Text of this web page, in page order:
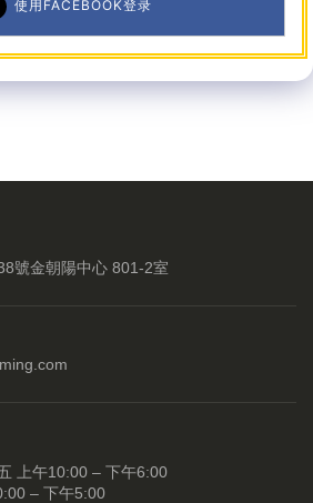
使用FACEBOOK登录
號金朝陽中心 801-2室
上午10:00 – 下午6:00
– 下午5:00